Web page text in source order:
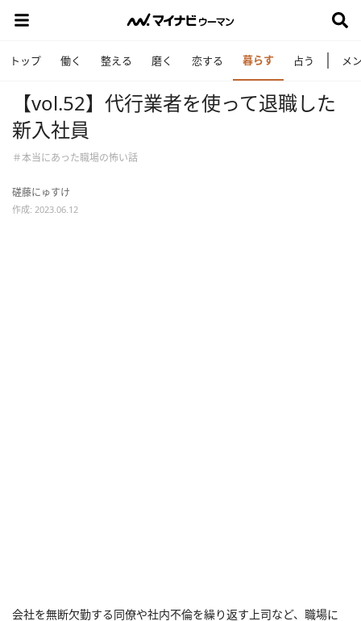
トップ 働く 整える 磨く 恋する 暮らす 占う メ
【vol.52】代行業者を使って退職した
新入社員
＃本当にあった職場の怖い話
磋藤にゅすけ
作成: 2023.06.12
会社を無断欠勤する同僚や社内不倫を繰り返す上司など、職場に